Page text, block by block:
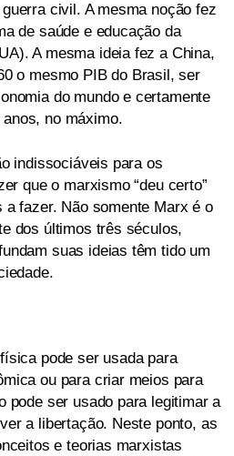
civil. A mesma noção fez
de saúde e educação da
A mesma ideia fez a China,
o mesmo PIB do Brasil, ser
do mundo e certamente
no máximo.
indissociáveis para os
que o marxismo “deu certo”
a fazer. Não somente Marx é o
dos últimos três séculos,
suas ideias têm tido um
pode ser usada para
ou para criar meios para
pode ser usado para legitimar a
a libertação. Neste ponto, as
e teorias marxistas